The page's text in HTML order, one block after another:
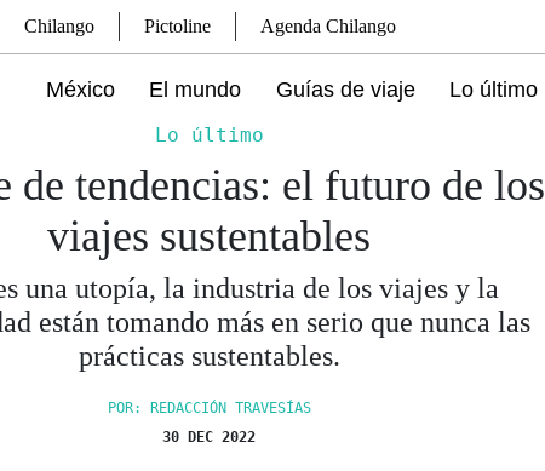
Chilango Pictoline Agenda Chilango
México El mundo Guías de viaje Lo último
Lo último
de tendencias: el futuro de los
viajes sustentables
una utopía, la industria de los viajes y la
están tomando más en serio que nunca las
prácticas sustentables.
POR: REDACCIÓN TRAVESÍAS
30 DEC 2022